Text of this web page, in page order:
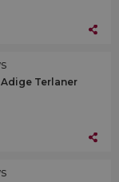
Terlaner